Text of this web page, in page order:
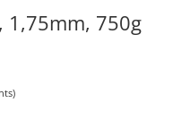
1,75mm, 750g